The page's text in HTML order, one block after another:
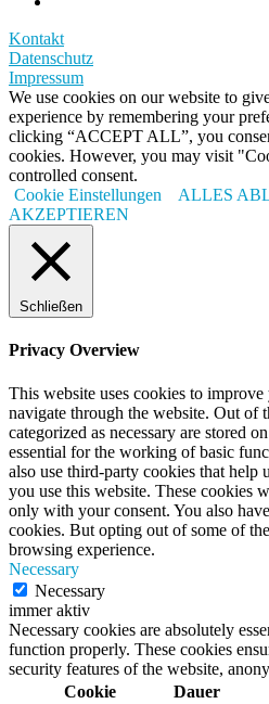
Kontakt
Datenschutz
Impressum
We use cookies on our website to
experience by remembering your
clicking “ACCEPT ALL”, you
cookies. However, you may visit
controlled consent.
Cookie Einstellungen
ALLES
AKZEPTIEREN
Schließen
Privacy Overview
This website uses cookies to
navigate through the website. Out of
categorized as necessary are stored
essential for the working of basic
also use third-party cookies that help
you use this website. These cookies
only with your consent. You also
cookies. But opting out of some of
browsing experience.
Necessary
Necessary
immer aktiv
Necessary cookies are absolutely
function properly. These cookies
security features of the website,
Cookie
Dauer